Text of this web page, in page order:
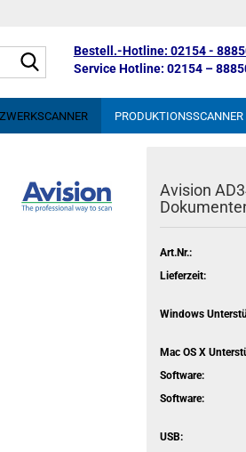
Suche...Bestell.-Hotline: 02154 -
Service Hotline: 02154 –
PRODUKTIONSSCANNER
Avision
Art.Nr.:
Lieferzeit:
Windows
Mac OS X
Software:
Software:
USB: